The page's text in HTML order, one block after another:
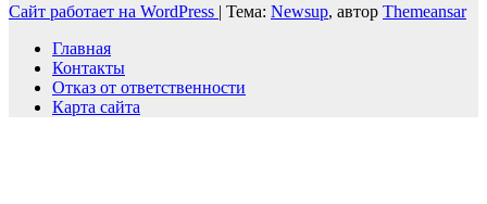
Сайт работает на WordPress | Тема: Newsup, автор Themeansar
Главная
Контакты
Отказ от ответственности
Карта сайта